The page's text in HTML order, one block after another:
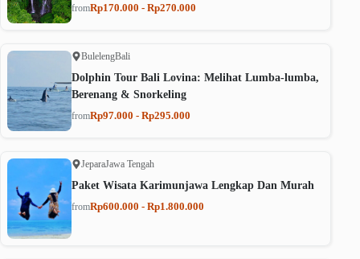
fromRp170.000 - Rp270.000
BulelengBali
Dolphin Tour Bali Lovina: Melihat Lumba-lumba,
Berenang & Snorkeling
fromRp97.000 - Rp295.000
JeparaJawa Tengah
Paket Wisata Karimunjawa Lengkap Dan Murah
fromRp600.000 - Rp1.800.000